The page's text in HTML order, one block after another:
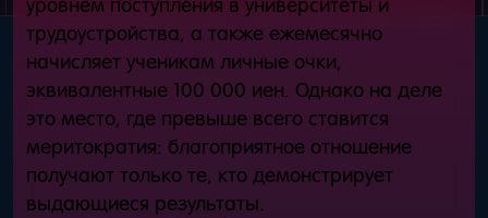
трудоустройства, а также ежемесячно
начисляет ученикам личные очки,
эквивалентные 100 000 иен. Однако на деле
это место, где превыше всего ставится
меритократия: благоприятное отношение
получают только те, кто демонстрирует
выдающиеся результаты.